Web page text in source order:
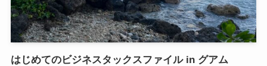
はじめてのビジネスタックスファイル in グアム